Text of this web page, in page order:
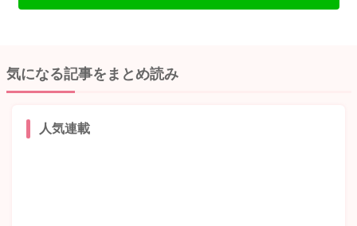
気になる記事をまとめ読み
人気連載